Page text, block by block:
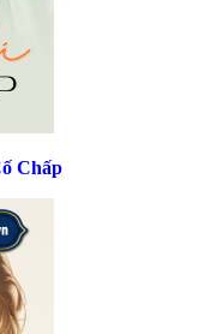
Chấp